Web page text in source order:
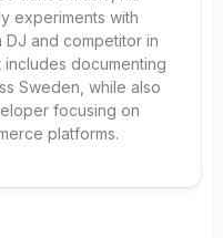
experiments with
DJ and competitor in
documenting
Sweden, while also
focusing on
platforms.